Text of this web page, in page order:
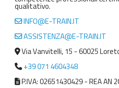
qualitativo.
INFO@E-TRAIN.IT
ASSISTENZA@E-TRAIN.IT
Via Vanvitelli, 15 - 60025
+39 071 4604348
P.IVA: 02651430429 - REA AN